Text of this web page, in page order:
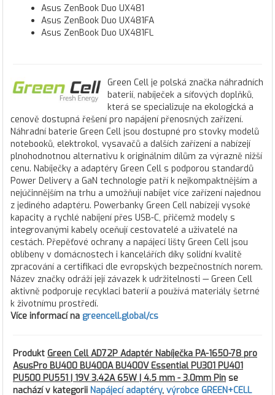
Asus ZenBook Duo UX481
Asus ZenBook Duo UX481FA
Asus ZenBook Duo UX481FL
Green Cell je polská značka náhradních
baterií, nabíječek a síťových doplňků,
která se specializuje na ekologická a
cenově dostupná řešení pro napájení přenosných zařízení.
Náhradní baterie Green Cell jsou dostupné pro stovky modelů
notebooků, elektrokol, vysavačů a dalších zařízení a nabízejí
plnohodnotnou alternativu k originálním dílům za výrazně nižší
cenu. Nabíječky a adaptéry Green Cell s podporou standardů
Power Delivery a GaN technologie patří k nejkompaktnějším a
nejúčinnějším na trhu a umožňují nabíjet více zařízení najednou
z jediného adaptéru. Powerbanky Green Cell nabízejí vysoké
kapacity a rychlé nabíjení přes USB-C, přičemž modely s
integrovanými kabely oceňují cestovatelé a uživatelé na
cestách. Přepěťové ochrany a napájecí lišty Green Cell jsou
oblíbeny v domácnostech i kancelářích díky solidní kvalitě
zpracování a certifikaci dle evropských bezpečnostních norem.
Název značky odráží její závazek k udržitelnosti — Green Cell
aktivně podporuje recyklaci baterií a používá materiály šetrné
k životnímu prostředí.
Více informací na greencell.global/cs
Produkt Green Cell AD72P Adaptér Nabíječka PA-1650-78 pro
AsusPro BU400 BU400A BU400V Essential PU301 PU401
PU500 PU551 | 19V 3.42A 65W | 4.5 mm - 3.0mm Pin se
nachází v kategorii Napájecí adaptéry, výrobce GREEN+CELL